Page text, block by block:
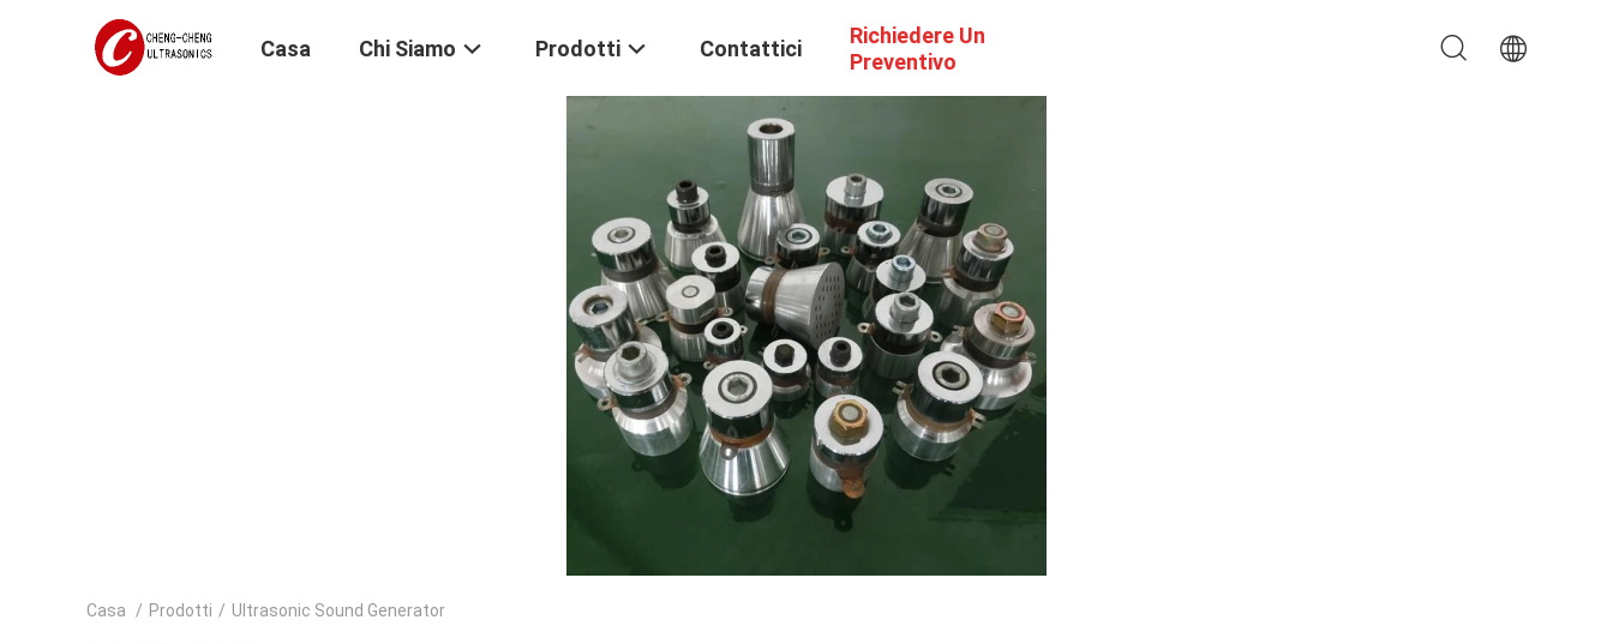
Casa Chi Siamo Prodotti Contattici
Richiedere Un
Preventivo
Casa / Prodotti / Ultrasonic Sound Generator